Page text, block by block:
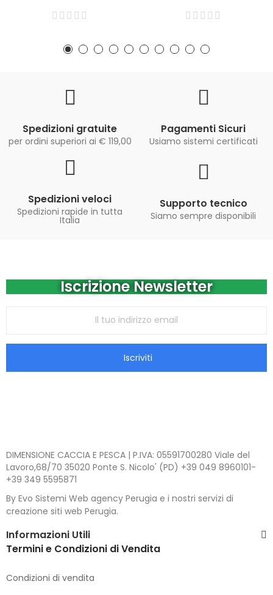
Spedizioni gratuite
per ordini superiori ai € 119,00
Pagamenti Sicuri
Usiamo sistemi certificati
Spedizioni veloci
Spedizioni rapide in tutta
Italia
Supporto tecnico
Siamo sempre disponibili
Iscrizione Newsletter
Iscriviti
DIMENSIONE CACCIA E PESCA | P.IVA: 05591700280 Viale del
Lavoro,68/70 35020 Ponte S. Nicolo' (PD) +39 049 8960101-
+39 349 5595871
By Evo Sistemi Web agency Perugia e i nostri servizi di
creazione siti web Perugia.
Informazioni Utili
Termini e Condizioni di Vendita
Condizioni di vendita